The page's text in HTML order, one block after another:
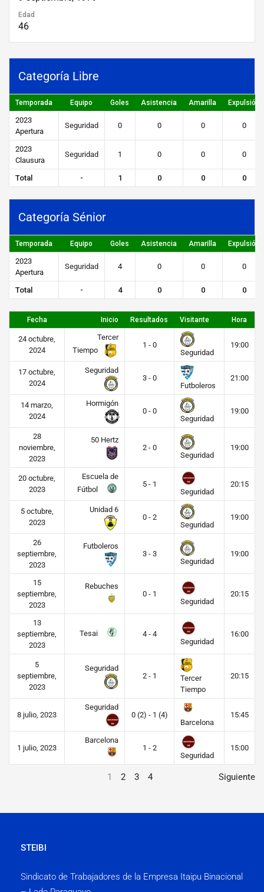
Edad
46
Categoría Libre
Temporada Equipo Goles Asistencia Amarilla Expulsión
2023
Apertura
Seguridad 0 0 0 0
2023
Clausura
Seguridad 1 0 0 0
Total - 1 0 0 0
Categoría Sénior
Temporada Equipo Goles Asistencia Amarilla Expulsión
2023
Apertura
Seguridad 4 0 0 0
Total - 4 0 0 0
Fecha Inicio Resultados Visitante Hora
24 octubre,
2024
Tercer
Tiempo
1 - 0
Seguridad
19:00
17 octubre,
2024
Seguridad
3 - 0
Futboleros
21:00
14 marzo,
2024
Hormigón
0 - 0
Seguridad
19:00
28
noviembre,
2023
50 Hertz
2 - 0
Seguridad
19:00
20 octubre,
2023
Escuela de
Fútbol
5 - 1
Seguridad
20:15
5 octubre,
2023
Unidad 6
0 - 2
Seguridad
19:00
26
septiembre,
2023
Futboleros
3 - 3
Seguridad
19:00
15
septiembre,
2023
Rebuches
0 - 1
Seguridad
20:15
13
septiembre,
2023
Tesai
4 - 4
Seguridad
16:00
5
septiembre,
2023
Seguridad
2 - 1
Tercer
Tiempo
20:15
8 julio, 2023
Seguridad
0 (2) - 1 (4)
Barcelona
15:45
1 julio, 2023
Barcelona
1 - 2
Seguridad
15:00
1 2 3 4 Siguiente
STEIBI
Sindicato de Trabajadores de la Empresa Itaipu Binacional